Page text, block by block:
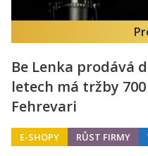
Be Lenka prodává
letech má tržby
Fehrevari
E-SHOPY RŮST FIRMY